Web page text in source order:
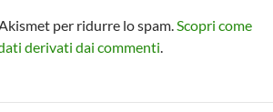
per ridurre lo spam.Scopri come
derivati dai commenti.